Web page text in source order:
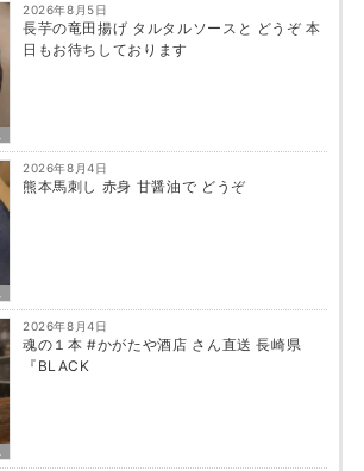
2026年8月5日
長芋の竜田揚げ タルタルソースと どうぞ 本
日もお待ちしております
2026年8月4日
熊本馬刺し 赤身 甘醤油で どうぞ
2026年8月4日
魂の１本 #かがたや酒店 さん直送 長崎県
『BLACK